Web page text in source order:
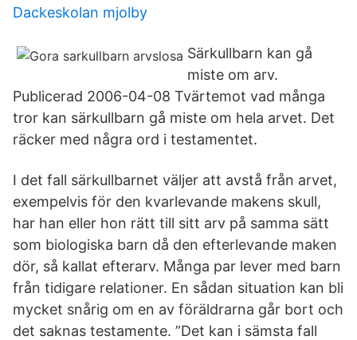
Dackeskolan mjolby
Särkullbarn kan gå
miste om arv.
Publicerad 2006-04-08 Tvärtemot vad många
tror kan särkullbarn gå miste om hela arvet. Det
räcker med några ord i testamentet.
I det fall särkullbarnet väljer att avstå från arvet,
exempelvis för den kvarlevande makens skull,
har han eller hon rätt till sitt arv på samma sätt
som biologiska barn då den efterlevande maken
dör, så kallat efterarv. Många par lever med barn
från tidigare relationer. En sådan situation kan bli
mycket snårig om en av föräldrarna går bort och
det saknas testamente. ”Det kan i sämsta fall